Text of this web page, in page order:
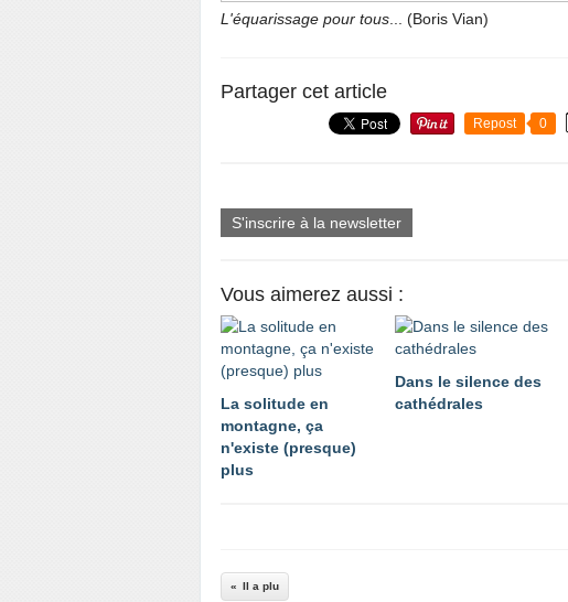
L'équarissage pour tous ... (Boris Vian)
Partager cet article
Repost 0
S'inscrire à la newsletter
Vous aimerez aussi :
La solitude en
montagne, ça
n'existe (presque)
plus
Dans le silence des
cathédrales
Il a plu